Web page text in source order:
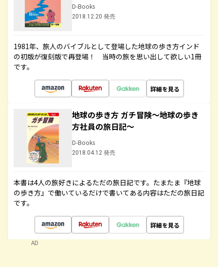
D-Books
2018.12.20 発売
1981年、旅人のバイブルとして登場した地球の歩き方インド
の初版が復刻版で再登場！ 当時の旅を思い出して欲しい1冊
です。
詳細を見る
地球の歩き方 ガチ冒険～地球の歩き
方社員の旅日記～
D-Books
2018.04.12 発売
本書は4人の旅好きによるただの旅日記です。たまたま『地球
の歩き方』で働いているだけで書いてある内容はただの旅日記
です。
詳細を見る
AD